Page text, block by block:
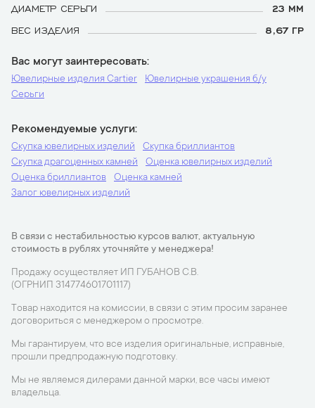
ДИАМЕТР СЕРЬГИ
23 ММ
ВЕС ИЗДЕЛИЯ
8,67 ГР
Вас могут заинтересовать
Ювелирные изделия Cartier
Ювелирные украшения б/у
Серьги
Рекомендуемые услуги
Скупка ювелирных изделий
Скупка бриллиантов
Скупка драгоценных камней
Оценка ювелирных изделий
Оценка бриллиантов
Оценка камней
Залог ювелирных изделий
В связи с нестабильностью курсов валют, актуальную
стоимость в рублях уточняйте у менеджера!
Продажу осуществляет ИП ГУБАНОВ С.В.
(ОГРНИП 314774601701117)
Товар находится на комиссии, в связи с этим просим заранее
договориться с менеджером о просмотре.
Мы гарантируем, что все изделия оригинальные, исправные,
прошли предпродажную подготовку.
Мы не являемся дилерами данной марки, все часы имеют
владельца.